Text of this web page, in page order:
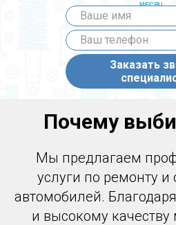
МЕСЯЦ
Заказать
Почему
Мы предлагаем
услуги по ремонту
автомобилей.
и высокому